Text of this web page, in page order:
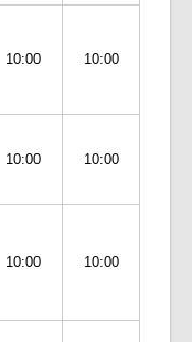
10:00 10:00
10:00 10:00
10:00 10:00